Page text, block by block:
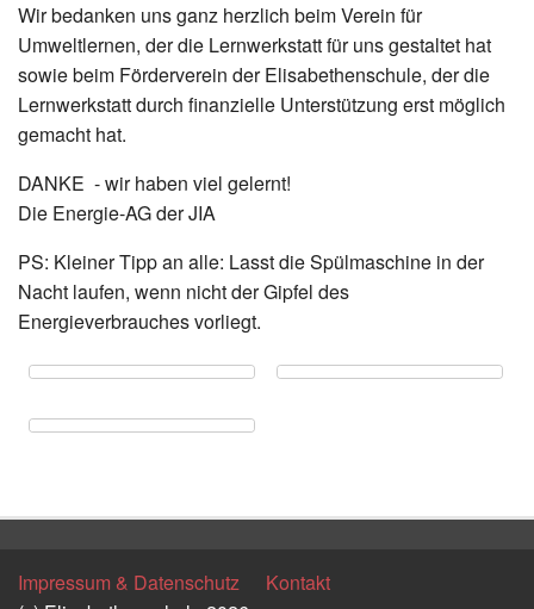
Wir bedanken uns ganz herzlich beim Verein für
Umweltlernen, der die Lernwerkstatt für uns gestaltet hat
sowie beim Förderverein der Elisabethenschule, der die
Lernwerkstatt durch finanzielle Unterstützung erst möglich
gemacht hat.
DANKE - wir haben viel gelernt!
Die Energie-AG der JIA
PS: Kleiner Tipp an alle: Lasst die Spülmaschine in der
Nacht laufen, wenn nicht der Gipfel des
Energieverbrauches vorliegt.
Impressum & Datenschutz
Kontakt